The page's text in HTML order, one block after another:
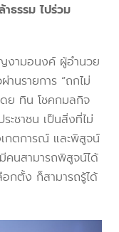
ธรรม ไปร่วม
ามอนงค์ ผู้อำนวย
านรายการ “ถกไม่
ดย ทิน โชคกมลกิจ
ะชาชน เป็นสิ่งที่ไม่
กตการณ์ และพิสูจน์
คนสามารถพิสูจน์ได้
อกตั้ง ก็สามารถรู้ได้